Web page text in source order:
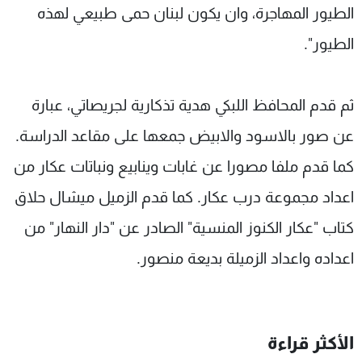
الطيور المهاجرة، وان يكون لبنان حمى طبيعي لهذه
الطيور".
ثم قدم المحافظ اللبكي هدية تذكارية لجريصاتي، عبارة
عن صور بالاسود والابيض جمعها على مقاعد الدراسة.
كما قدم ملفا مصورا عن غابات وينابيع ونباتات عكار من
اعداد مجموعة درب عكار. كما قدم الزميل ميشال حلاق
كتاب "عكار الكنوز المنسية" الصادر عن "دار النهار" من
اعداده واعداد الزميلة بديعة منصور.
الأكثر قراءة